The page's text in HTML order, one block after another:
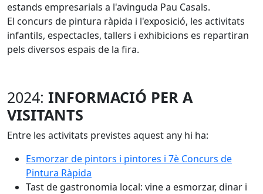
estands empresarials a l'avinguda Pau Casals.
El concurs de pintura ràpida i l'exposició, les activitats
infantils, espectacles, tallers i exhibicions es repartiran
pels diversos espais de la fira.
2024: INFORMACIÓ PER A
VISITANTS
Entre les activitats previstes aquest any hi ha:
Esmorzar de pintors i pintores i 7è Concurs de
Pintura Ràpida
Tast de gastronomia local: vine a esmorzar, dinar i